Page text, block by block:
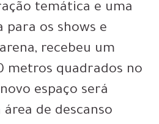
temática e uma
os shows e
recebeu um
metros quadrados no
espaço será
de descanso